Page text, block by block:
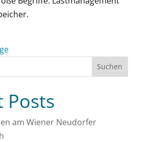
Suchen
Posts
am Wiener Neudorfer